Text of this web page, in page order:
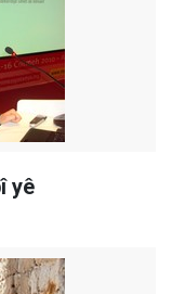
yê